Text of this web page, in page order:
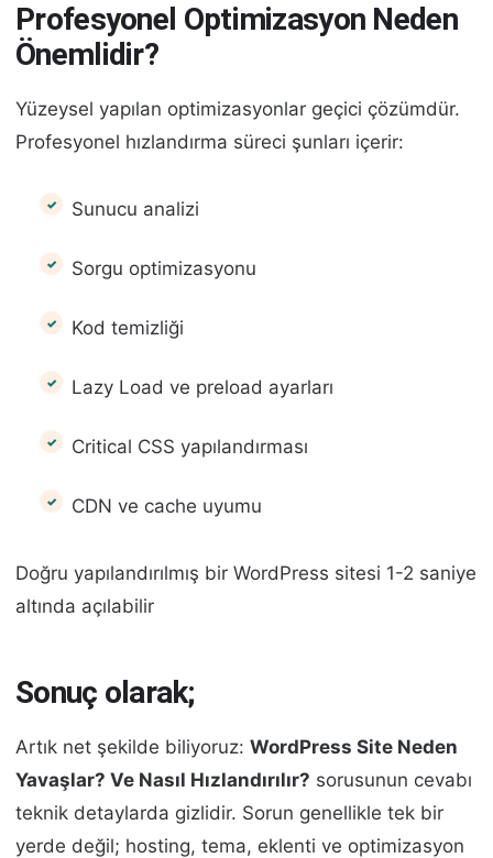
Profesyonel Optimizasyon Neden
Önemlidir?
Yüzeysel yapılan optimizasyonlar geçici çözümdür.
Profesyonel hızlandırma süreci şunları içerir:
Sunucu analizi
Sorgu optimizasyonu
Kod temizliği
Lazy Load ve preload ayarları
Critical CSS yapılandırması
CDN ve cache uyumu
Doğru yapılandırılmış bir WordPress sitesi 1-2 saniye
altında açılabilir
Sonuç olarak;
Artık net şekilde biliyoruz: WordPress Site Neden
Yavaşlar? Ve Nasıl Hızlandırılır? sorusunun cevabı
teknik detaylarda gizlidir. Sorun genellikle tek bir
yerde değil; hosting, tema, eklenti ve optimizasyon